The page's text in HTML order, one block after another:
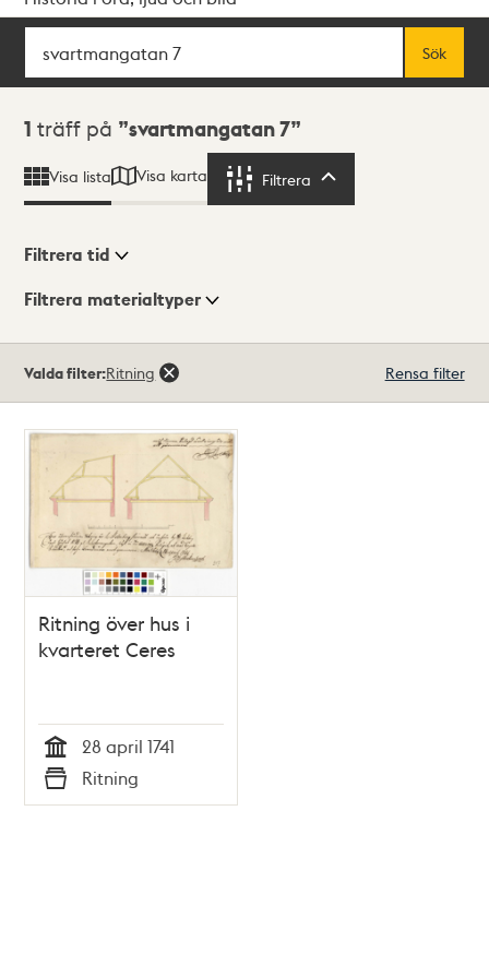
Sök
Sök
Sökresultat
1 träff på svartmangatan 7
Visa lista Visa karta Filtrera
Visningsläge
Filtrera tid
Filtrera materialtyper
träffar
Valda filter:Ritning Rensa filter
Ritning över hus i
kvarteret Ceres
Tid
28 april 1741
Typ
Ritning